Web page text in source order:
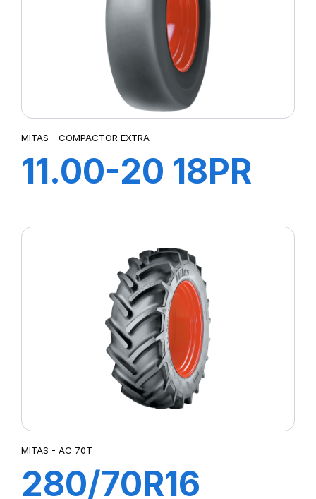
MITAS - COMPACTOR EXTRA
11.00-20 18PR
EXTRA
MITAS - AC 70T
280/70R16